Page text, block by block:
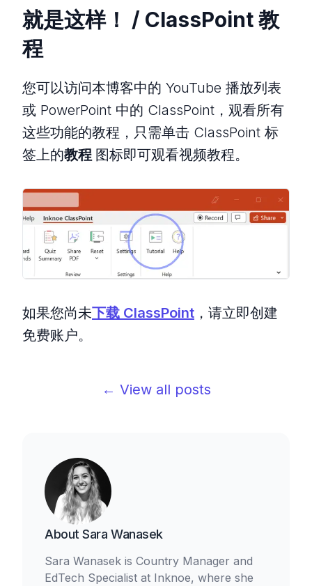
就是这样！ / ClassPoint 教
程
您可以访问本博客中的 YouTube 播放列表
或 PowerPoint 中的 ClassPoint，观看所有
这些功能的教程，只需单击 ClassPoint 标
签上的教程 图标即可观看视频教程。
如果您尚未下载 ClassPoint ，请立即创建
免费账户。
← View all posts
About Sara Wanasek
Sara Wanasek is Country Manager and
EdTech Specialist at Inknoe, where she